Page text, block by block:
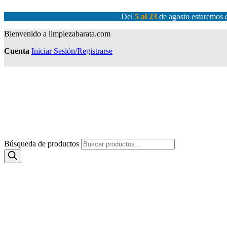
Del 5 al 23 de agosto
Bienvenido a limpiezabarata.com
Cuenta Iniciar Sesión/Registrarse
Búsqueda de productos